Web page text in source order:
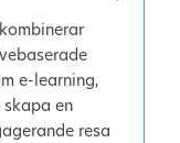
e-learning,
en
resa